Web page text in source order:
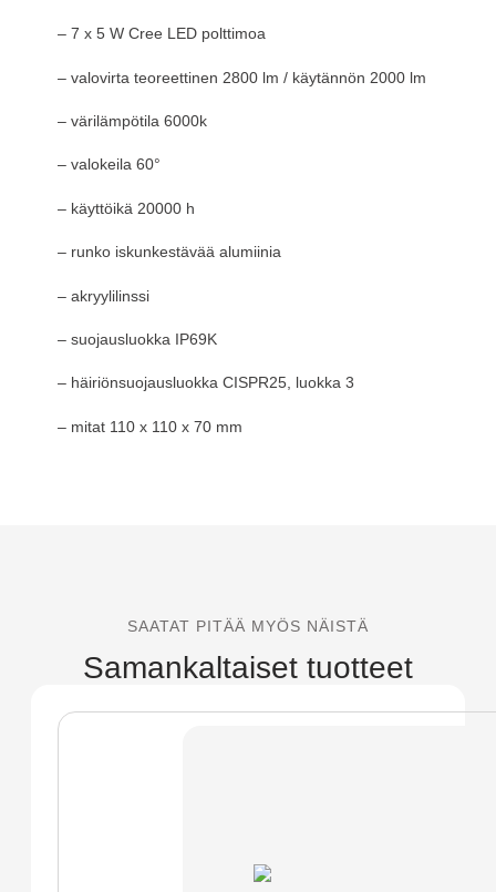
– 7 x 5 W Cree LED polttimoa
– valovirta teoreettinen 2800 lm / käytännön 2000 lm
– värilämpötila 6000k
– valokeila 60°
– käyttöikä 20000 h
– runko iskunkestävää alumiinia
– akryylilinssi
– suojausluokka IP69K
– häiriönsuojausluokka CISPR25, luokka 3
– mitat 110 x 110 x 70 mm
SAATAT PITÄÄ MYÖS NÄISTÄ
Samankaltaiset tuotteet